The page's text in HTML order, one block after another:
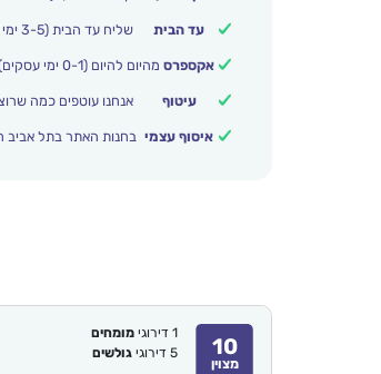
עד הבית שליח עד הבית (3-5 ימי עסקים) – 24 ₪. הזמנות מעל 399 ₪ משלוח חינם.
אקספרס מהיום להיום (0-1 ימי עסקים) – 37 ₪.
עיטוף אנחנו עוטפים כמה
איסוף עצמי בחנות האתר בתל אביב
10
מצוין
1 דירוגימומחים
5 דירוגיגולשים